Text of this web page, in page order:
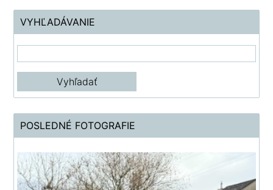
VYHĽADÁVANIE
POSLEDNÉ FOTOGRAFIE